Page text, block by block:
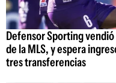
Defensor Sporting
de la MLS, y espera
tres transferencias